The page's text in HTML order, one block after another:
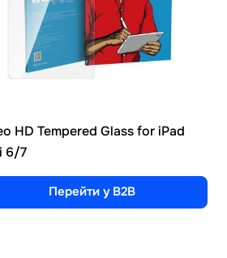
HD Tempered Glass for iPad
6/7
Перейти у B2B